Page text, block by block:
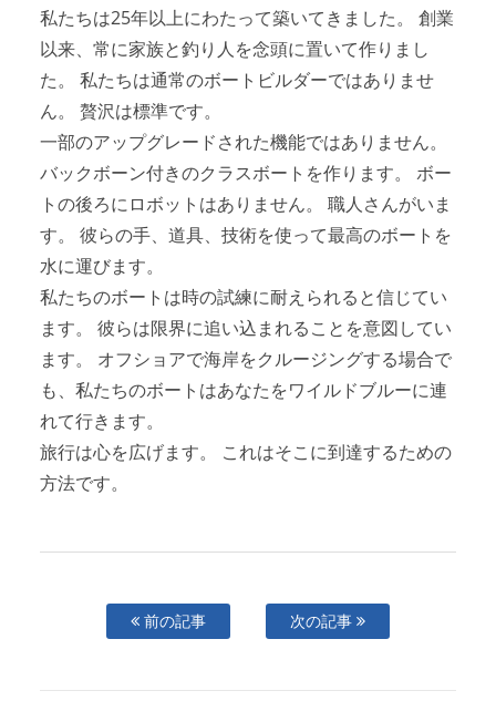
私たちは25年以上にわたって築いてきました。 創業
以来、常に家族と釣り人を念頭に置いて作りまし
た。 私たちは通常のボートビルダーではありませ
ん。 贅沢は標準です。
一部のアップグレードされた機能ではありません。
バックボーン付きのクラスボートを作ります。 ボー
トの後ろにロボットはありません。 職人さんがいま
す。 彼らの手、道具、技術を使って最高のボートを
水に運びます。
私たちのボートは時の試練に耐えられると信じてい
ます。 彼らは限界に追い込まれることを意図してい
ます。 オフショアで海岸をクルージングする場合で
も、私たちのボートはあなたをワイルドブルーに連
れて行きます。
旅行は心を広げます。 これはそこに到達するための
方法です。
前の記事 次の記事